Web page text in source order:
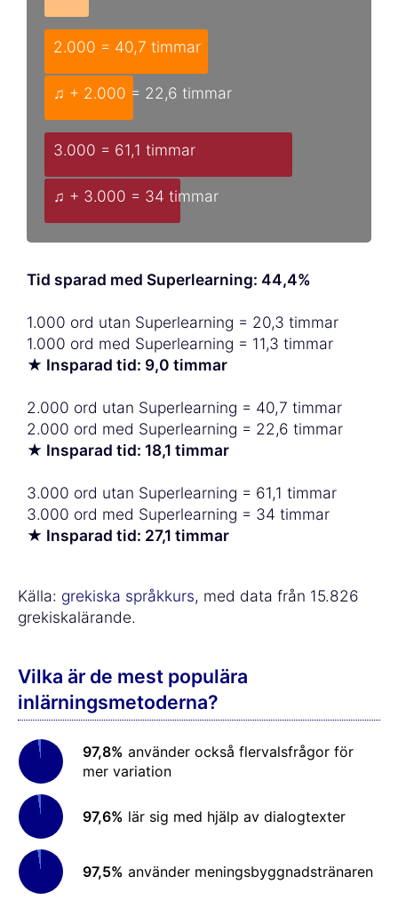
2.000 = 40,7 timmar
♫ + 2.000 = 22,6 timmar
3.000 = 61,1 timmar
♫ + 3.000 = 34 timmar
Tid sparad med Superlearning: 44,4%
1.000 ord utan Superlearning = 20,3 timmar
1.000 ord med Superlearning = 11,3 timmar
★ Insparad tid: 9,0 timmar
2.000 ord utan Superlearning = 40,7 timmar
2.000 ord med Superlearning = 22,6 timmar
★ Insparad tid: 18,1 timmar
3.000 ord utan Superlearning = 61,1 timmar
3.000 ord med Superlearning = 34 timmar
★ Insparad tid: 27,1 timmar
Källa: grekiska språkkurs, med data från 15.826
grekiskalärande.
Vilka är de mest populära
inlärningsmetoderna?
97,8% använder också flervalsfrågor för
mer variation
97,6% lär sig med hjälp av dialogtexter
97,5% använder meningsbyggnadstränaren